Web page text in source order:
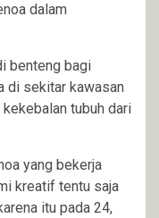
dalam
benteng bagi
di sekitar kawasan
tubuh dari
yang bekerja
kreatif tentu saja
itu pada 24,